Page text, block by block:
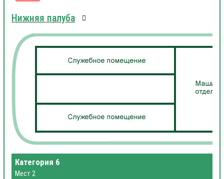
Нижняя палуба
Категория 6
Мест 2